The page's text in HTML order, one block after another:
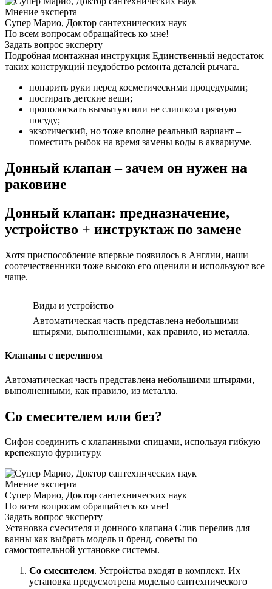
Мнение эксперта
Супер Марио, Доктор сантехнических наук
По всем вопросам обращайтесь ко мне!
Задать вопрос эксперту
Подробная монтажная инструкция Единственный недостаток
таких конструкций неудобство ремонта деталей рычага.
попарить руки перед косметическими процедурами;
постирать детские вещи;
прополоскать вымытую или не слишком грязную
посуду;
экзотический, но тоже вполне реальный вариант –
поместить рыбок на время замены воды в аквариуме.
Донный клапан – зачем он нужен на
раковине
Донный клапан: предназначение,
устройство + инструктаж по замене
Хотя приспособление впервые появилось в Англии, наши
соотечественники тоже высоко его оценили и используют все
чаще.
Виды и устройство
Автоматическая часть представлена небольшими
штырями, выполненными, как правило, из металла.
Клапаны с переливом
Автоматическая часть представлена небольшими штырями,
выполненными, как правило, из металла.
Со смесителем или без?
Сифон соединить с клапанными спицами, используя гибкую
крепежную фурнитуру.
Мнение эксперта
Супер Марио, Доктор сантехнических наук
По всем вопросам обращайтесь ко мне!
Задать вопрос эксперту
Установка смесителя и донного клапана Слив перелив для
ванны как выбрать модель и бренд, советы по
самостоятельной установке системы.
Со смесителем. Устройства входят в комплект. Их
установка предусмотрена моделью сантехнического